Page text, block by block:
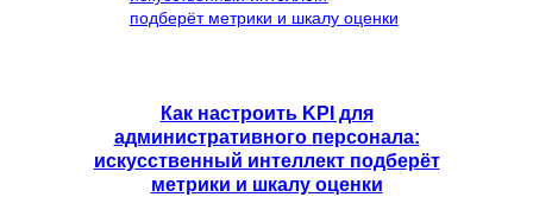
Как настроить KPI для
административного персонала:
искусственный интеллект подберёт
метрики и шкалу оценки